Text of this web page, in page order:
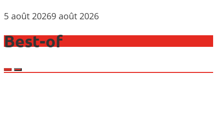
5 août 20269 août 2026
Best-of